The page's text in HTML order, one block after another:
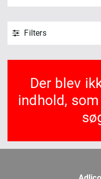
Filters
Der blev
indhold,